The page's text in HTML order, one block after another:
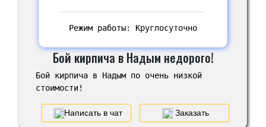
Режим работы: Круглосуточно
Бой кирпича в Надым недорого!
Бой кирпича в Надым по очень низкой
стоимости!
Написать в чат Заказать